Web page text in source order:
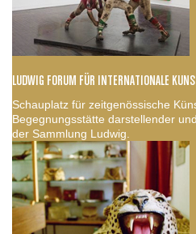
LUDWIG FORUM FÜR INTERNATIONALE
Schauplatz für zeitgenössische
Begegnungsstätte darstellender
der Sammlung Ludwig.